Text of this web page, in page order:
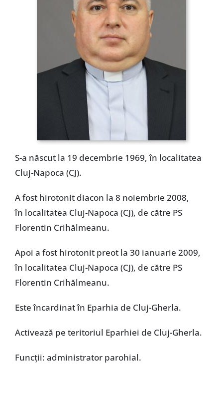
S-a născut la 19 decembrie 1969, în localitatea
Cluj-Napoca (CJ).
A fost hirotonit diacon la 8 noiembrie 2008,
în localitatea Cluj-Napoca (CJ), de către PS
Florentin Crihălmeanu.
Apoi a fost hirotonit preot la 30 ianuarie 2009,
în localitatea Cluj-Napoca (CJ), de către PS
Florentin Crihălmeanu.
Este încardinat în Eparhia de Cluj-Gherla.
Activează pe teritoriul Eparhiei de Cluj-Gherla.
Funcţii: administrator parohial.